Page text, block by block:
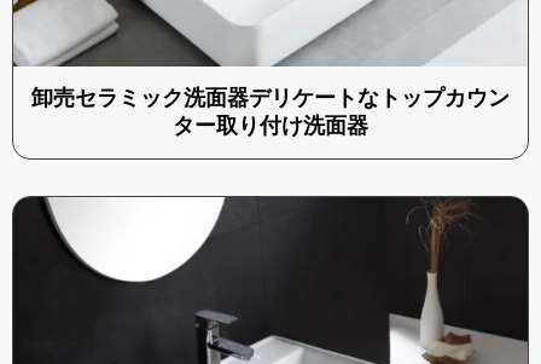
卸売セラミック洗面器デリケートなトップカウン
ター取り付け洗面器